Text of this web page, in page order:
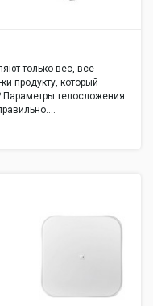
только вес, все
продукту, который
Параметры телосложения